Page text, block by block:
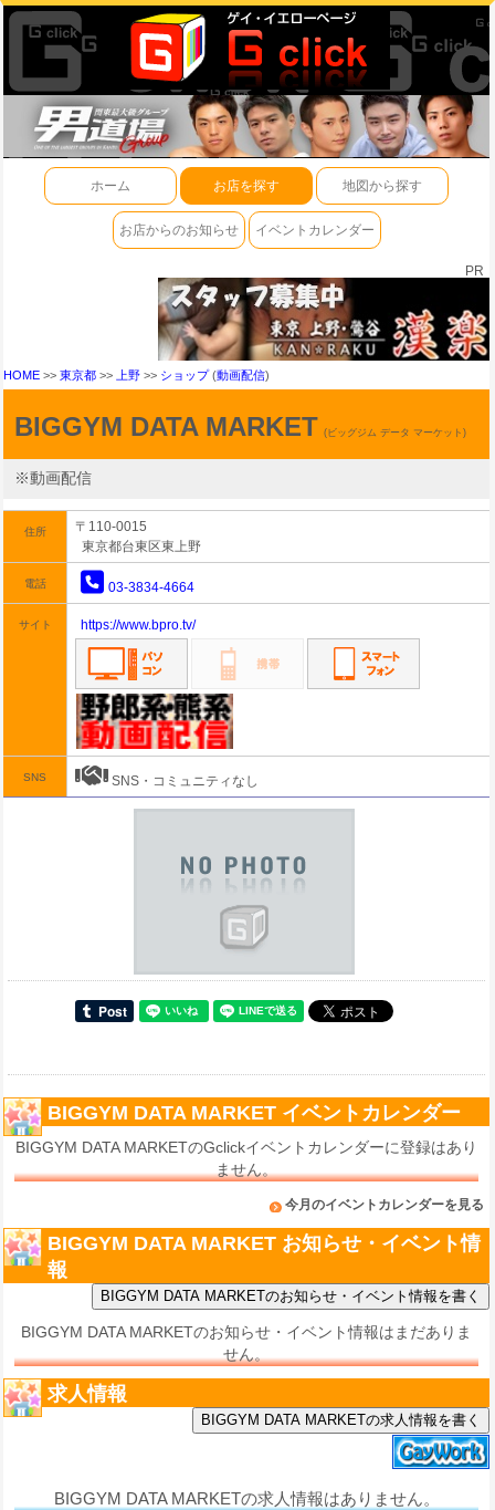
ホーム お店を探す 地図から探す
お店からのお知らせ イベントカレンダー
PR
HOME >> 東京都 >> 上野 >> ショップ(動画配信)
BIGGYM DATA MARKET (ビッグジム データ マーケット)
※動画配信
住所
〒110-0015
東京都台東区東上野
電話 03-3834-4664
サイト https://www.bpro.tv/
SNS SNS・コミュニティなし
BIGGYM DATA MARKET イベントカレンダー
BIGGYM DATA MARKETのGclickイベントカレンダーに登録はあり
ません。
今月のイベントカレンダーを見る
BIGGYM DATA MARKET お知らせ・イベント情
報
BIGGYM DATA MARKETのお知らせ・イベント情報はまだありま
せん。
求人情報
BIGGYM DATA MARKETの求人情報を書く
BIGGYM DATA MARKETの求人情報はありません。